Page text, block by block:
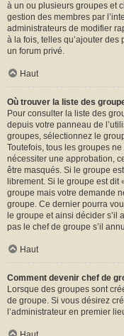
à un ou plusieurs groupes et
gestion des membres par
administrateurs de modifier
à la fois, telles qu’ajouter
un forum privé.
Haut
Où trouver la liste des
Pour consulter la liste des
depuis votre panneau de
groupes, sélectionnez le
Toutefois, tous les groupes
nécessiter une approbation,
être masqués. Si le groupe
librement. Si le groupe est
groupe mais votre demande
groupe. Ce dernier pourra
le groupe et ainsi décider s’il
pas le chef de groupe s’il
Haut
Comment devenir chef de
Lorsque des groupes sont
de groupe. Si vous désirez
l’administrateur en premier